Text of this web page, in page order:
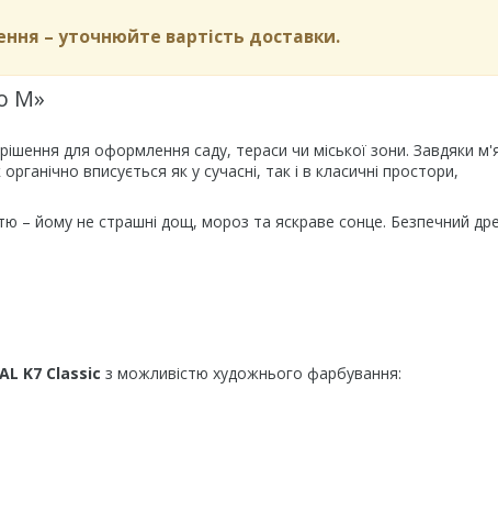
– уточнюйте вартість доставки.
M»
для оформлення саду, тераси чи міської зони. Завдяки
вписується як у сучасні, так і в класичні простори,
– йому не страшні дощ, мороз та яскраве сонце. Безпечний
K7 Classic з можливістю художнього фарбування: